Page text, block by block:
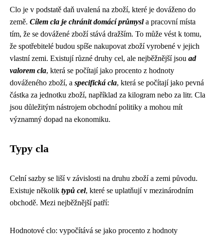
Clo je v podstatě daň uvalená na zboží, které je dováženo do
země. Cílem cla je chránit domácí průmysla pracovní místa
tím, že se dovážené zboží stává dražším. To může vést k tomu,
že spotřebitelé budou spíše nakupovat zboží vyrobené v jejich
vlastní zemi. Existují různé druhy cel, ale nejběžnější jsou ad
valorem cla, která se počítají jako procento z hodnoty
dováženého zboží, a specifická cla, která se počítají jako pevná
částka za jednotku zboží, například za kilogram nebo za litr. Cla
jsou důležitým nástrojem obchodní politiky a mohou mít
významný dopad na ekonomiku.
Typy cla
Celní sazby se liší v závislosti na druhu zboží a zemi původu.
Existuje několik typů cel, které se uplatňují v mezinárodním
obchodě. Mezi nejběžnější patří:
Hodnotové clo: vypočítává se jako procento z hodnoty